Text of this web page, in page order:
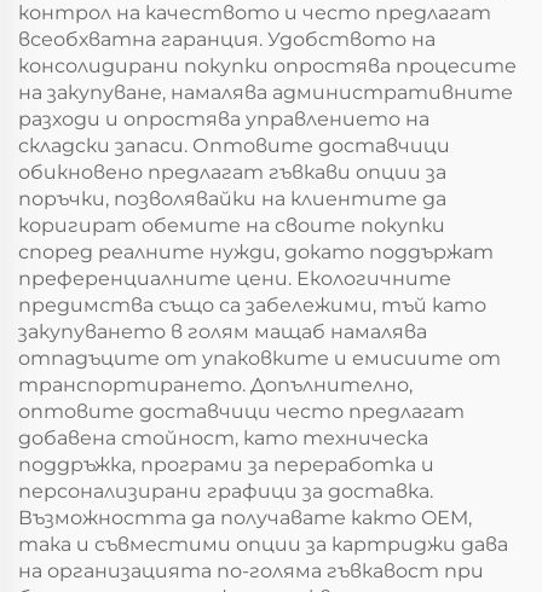
контрол на качеството и често предлагат
всеобхватна гаранция. Удобството на
консолидирани покупки опростява процесите
на закупуване, намалява административните
разходи и опростява управлението на
складски запаси. Оптовите доставчици
обикновено предлагат гъвкави опции за
поръчки, позволявайки на клиентите да
коригират обемите на своите покупки
според реалните нужди, докато поддържат
преференциалните цени. Екологичните
предимства също са забележими, тъй като
закупуването в голям мащаб намалява
отпадъците от упаковките и емисиите от
транспортирането. Допълнително,
оптовите доставчици често предлагат
добавена стойност, като техническа
поддръжка, програми за переработка и
персонализирани графици за доставка.
Възможността да получавате както OЕM,
така и съвместими опции за картриджи дава
на организацията по-голяма гъвкавост при